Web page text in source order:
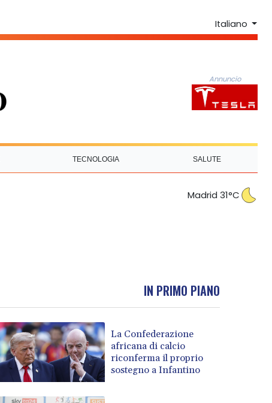
Italiano
Annuncio
TECNOLOGIA SALUTE
Madrid 31°C
IN PRIMO PIANO
La Confederazione
africana di calcio
riconferma il proprio
sostegno a Infantino